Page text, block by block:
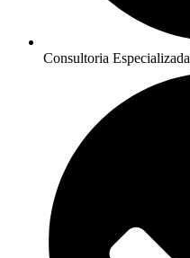
Consultoria Especializada